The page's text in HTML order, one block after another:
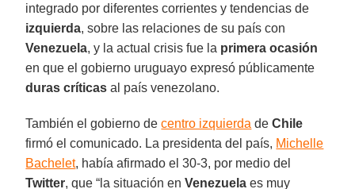
integrado por diferentes corrientes y tendencias de
izquierda, sobre las relaciones de su país con
Venezuela, y la actual crisis fue la primera ocasión
en que el gobierno uruguayo expresó públicamente
duras críticas al país venezolano.
También el gobierno decentro izquierda deChile
firmó el comunicado. La presidenta del país, Michelle
Bachelet, había afirmado el 30-3, por medio del
Twitter, que “la situación enVenezuela es muy